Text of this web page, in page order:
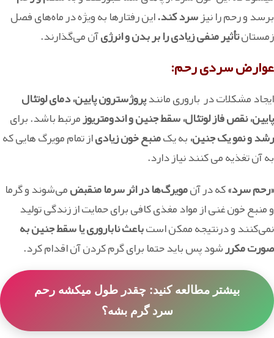
برسد و رحم را نیزسرد کند.این رفتارها به ویژه در ماه‌های فصل
زمستانتأثیر منفی زیادی را بر بدن و انرژیآن می‌گذارند.
عوارض سردی رحم:
ایجاد مشکلات در باروری مانندپروژسترون پایین، دمای لوتئال
پایین، نقص فاز لوتئال، سقط جنین و اندومتریوزمرتبط باشد. برای
رشد و نمو یک جنین،به یکمنبع خون زیادیاز تمام مویرگ هایی که
به آن تغذیه می کنند نیاز دارد.
«رحم سرد»که در آنمویرگ‌ها در اثر سرما منقبضمی‌شوند و گرما
و منبع خون غنی از مواد مغذی کافی برای حمایت از زندگی تولید
نمی‌کنند و درنتیجه ممکن استباعث ناباروری یا سقط جنین به
صورت مکررشود پس باید حتما برای گرم کردن آن اقدام کرد.
بیشتر مطالعه کنید: چقدر طول میکشه رحم
سرد گرم بشه؟